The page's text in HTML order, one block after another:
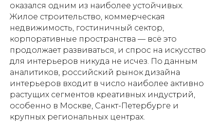
оказался одним из наиболее устойчивых.
Жилое строительство, коммерческая
недвижимость, гостиничный сектор,
корпоративные пространства — всё это
продолжает развиваться, и спрос на искусство
для интерьеров никуда не исчез. По данным
аналитиков, российский рынок дизайна
интерьеров входит в число наиболее активно
растущих сегментов креативных индустрий,
особенно в Москве, Санкт-Петербурге и
крупных региональных центрах.